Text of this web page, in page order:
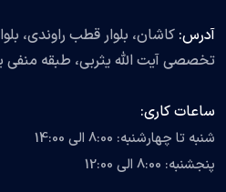
آدرس: کاشان، بلوار قطب راوندی،
تخصصی آیت الله یثربی، طبقه
ساعات کاری:
شنبه تا چهارشنبه: 8:00 الی 14:00
پنجشنبه: 8:00 الی 12:00